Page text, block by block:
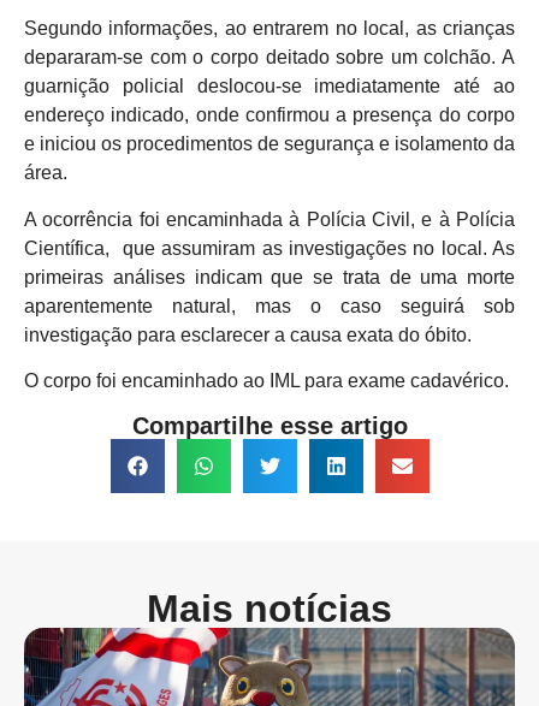
Segundo informações, ao entrarem no local, as crianças
depararam-se com o corpo deitado sobre um colchão. A
guarnição policial deslocou-se imediatamente até ao
endereço indicado, onde confirmou a presença do corpo
e iniciou os procedimentos de segurança e isolamento da
área.
A ocorrência foi encaminhada à Polícia Civil, e à Polícia
Científica, que assumiram as investigações no local. As
primeiras análises indicam que se trata de uma morte
aparentemente natural, mas o caso seguirá sob
investigação para esclarecer a causa exata do óbito.
O corpo foi encaminhado ao IML para exame cadavérico.
Compartilhe esse artigo
Mais notícias